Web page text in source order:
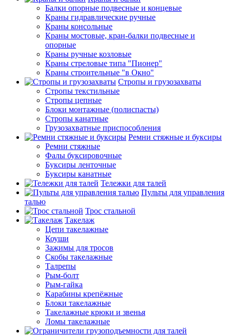
Балки опорные подвесные и концевые
Краны гидравлические ручные
Краны консольные
Краны мостовые, кран-балки подвесные и
опорные
Краны ручные козловые
Краны стреловые типа "Пионер"
Краны строительные "в Окно"
Стропы и грузозахваты
Стропы текстильные
Стропы цепные
Блоки монтажные (полиспасты)
Стропы канатные
Грузозахватные приспособления
Ремни стяжные и буксиры
Ремни стяжные
Фалы буксировочные
Буксиры ленточные
Буксиры канатные
Тележки для талей
Пульты для управления
талью
Трос стальной
Такелаж
Цепи такелажные
Коуши
Зажимы для тросов
Скобы такелажные
Талрепы
Рым-болт
Рым-гайка
Карабины крепёжные
Блоки такелажные
Такелажные крюки и звенья
Ломы такелажные